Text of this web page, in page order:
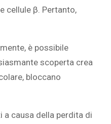
cellule β. Pertanto,
è possibile
scoperta crea
bloccano
a causa della perdita di